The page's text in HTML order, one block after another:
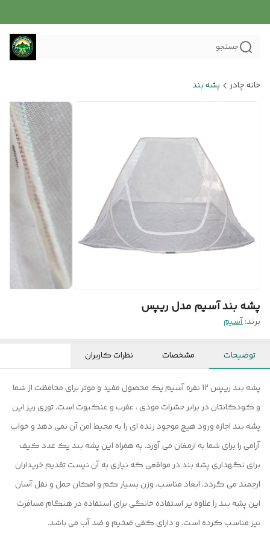
جستجو
خانه چادر پشه بند
پشه بند آسیم مدل ریپس
برند:آسیم
توضیحات مشخصات نظرات کاربران
پشه بند ریپس 12 نفره آسیم یک محصول مفید و موثر برای محافظت از شما
و کودکانتان در برابر حشرات موذی ، عقرب و عنکبوت است. توری ریز این
پشه بند اجازه ورود هیچ موجود زنده ای را به محیط امن آن نمی دهد و خواب
آرامی را برای شما به ارمغان می آورد. به همراه این پشه بند یک عدد کیف
برای نگهداری پشه بند در مواقعی که نیازی به آن نیست تقدیم خریداران
ارجمند می گردد. ابعاد مناسب، وزن بسیار کم و امکان حمل و نقل آسان
این پشه بند را علاوه یر استفاده خانگی برای استفاده در هنگام مسافرت
نیز مناسب کرده است. و دارای کفی ضخیم و ضد آب می باشد.